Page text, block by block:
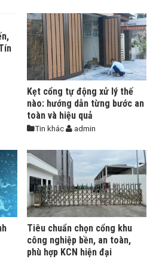
Kẹt cổng tự động xử lý thế
nào: hướng dẫn từng bước an
toàn và hiệu quả
Tin khác admin
Tiêu chuẩn chọn cổng khu
công nghiệp bền, an toàn,
phù hợp KCN hiện đại